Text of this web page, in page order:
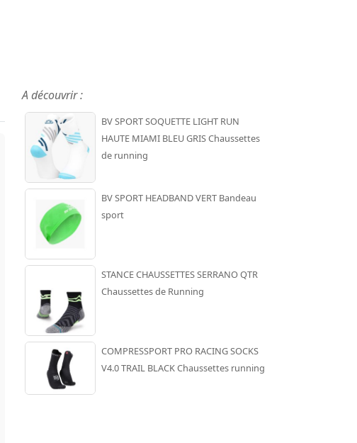
A découvrir :
BV SPORT SOQUETTE LIGHT RUN
HAUTE MIAMI BLEU GRIS Chaussettes
de running
BV SPORT HEADBAND VERT Bandeau
sport
STANCE CHAUSSETTES SERRANO QTR
Chaussettes de Running
COMPRESSPORT PRO RACING SOCKS
V4.0 TRAIL BLACK Chaussettes running